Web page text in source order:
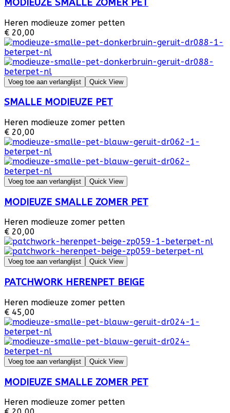
MODIEUZE SMALLE ZOMER PET
Heren modieuze zomer petten
€ 20,00
Voeg toe aan verlanglijst Quick View
SMALLE MODIEUZE PET
Heren modieuze zomer petten
€ 20,00
Voeg toe aan verlanglijst Quick View
MODIEUZE SMALLE ZOMER PET
Heren modieuze zomer petten
€ 20,00
Voeg toe aan verlanglijst Quick View
PATCHWORK HERENPET BEIGE
Heren modieuze zomer petten
€ 45,00
Voeg toe aan verlanglijst Quick View
MODIEUZE SMALLE ZOMER PET
Heren modieuze zomer petten